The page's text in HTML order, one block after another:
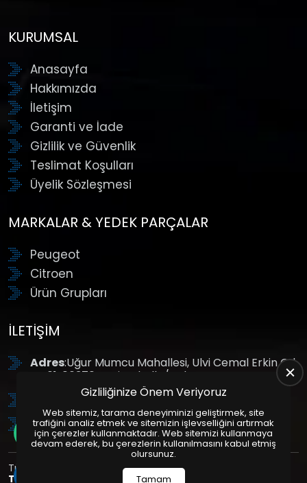
KURUMSAL
Anasayfa
Hakkımızda
İletişim
Garanti ve İade
Gizlilik ve Güvenlik
Teslimat Koşulları
Üyelik Sözleşmesi
MARKALAR & YEDEK PARÇALAR
Peugeot
Citroen
Ürün Grupları
İLETIŞIM
Adres:Uğur Mumcu Mahallesi, Ulvi Cemal Erkin Cd.
No:61, 06370 Yenimahalle/Ankara
: +90 (312) 354 8888
GSM: +90 (532) 343 4085
Tüm Hakları Saklıdır. | Bu site Us Yazılım
Tasarım
Paketleri ile Hazırlanmıştır. © 2025
Gizliliğinize Önem Veriyoruz
Web sitemiz, tarama deneyiminizi geliştirmek, site
trafiğini analiz etmek ve sitemizin işlevselliğini artırmak
için çerezler kullanmaktadır. Web sitemizi kullanmaya
devam ederek, bu çerezlerin kullanılmasını kabul etmiş
olursunuz.
Tamam